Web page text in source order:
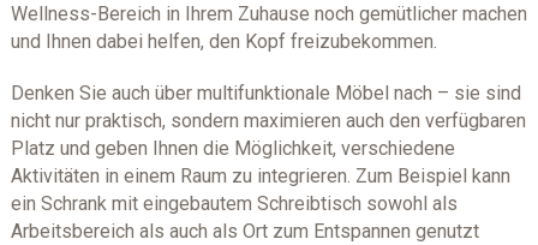
Wellness-Bereich in Ihrem Zuhause noch gemütlicher machen
und Ihnen dabei helfen, den Kopf freizubekommen.
Denken Sie auch über multifunktionale Möbel nach – sie sind
nicht nur praktisch, sondern maximieren auch den verfügbaren
Platz und geben Ihnen die Möglichkeit, verschiedene
Aktivitäten in einem Raum zu integrieren. Zum Beispiel kann
ein Schrank mit eingebautem Schreibtisch sowohl als
Arbeitsbereich als auch als Ort zum Entspannen genutzt